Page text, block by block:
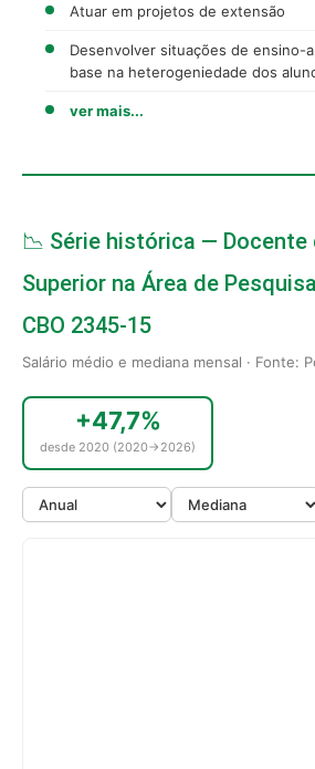
Atuar em projetos de extensão
Desenvolver situações de ensino-
base na heterogeniedade dos
ver mais...
📉 Série histórica — Docente
Superior na Área de
CBO 2345-15
Salário médio e mediana mensal · Fonte:
+47,7%
desde 2020 (2020→2026)